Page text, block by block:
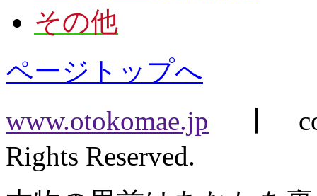
その他
ページトップへ
www.otokomae.jp
丨
Rights Reserved.